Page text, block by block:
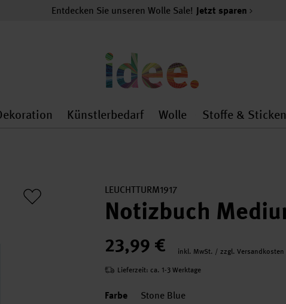
Entdecken Sie unseren Wolle Sale! Jetzt sparen
general.openMenu
Dekoration general.openMenu
Künstlerbedarf
Künstlerbedarf
Wolle
Wolle
Stoffe & Sticken
LEUCHTTURM1917
Notizbuch
23,99 €
inkl. MwSt. / zzgl. Versandkosten
Lieferzeit: ca. 1-3 Werktage
Farbe Stone Blue